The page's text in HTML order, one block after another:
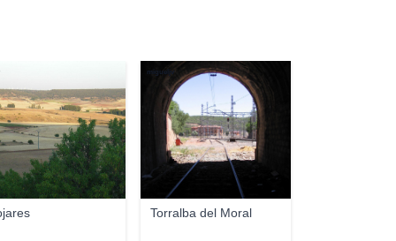
Torralba del Moral
migueljv